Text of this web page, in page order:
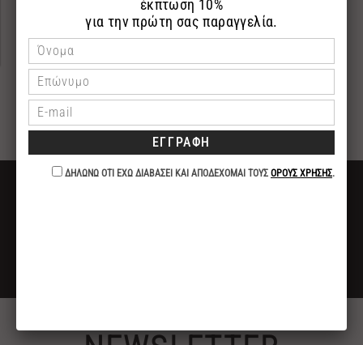
ΠΛΗΡΩΜΗ
Αφρόλουτρο250ml
Shower gel με λάδι ελιάς και εκχύλισμα μελιού που ενυδατώνουν και
περιποιούνται την επιδερμίδα.
ΔΩΡΕΑΝ ΜΕΤΑΦΟΡΙΚΑ